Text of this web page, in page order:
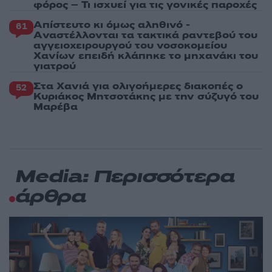
φόρος – Τι ισχυεί για τις γονικές παροχές
61 Απίστευτο κι όμως αληθινό -
Aναστέλλονται τα τακτικά ραντεβού του
αγγειοχειρουργού του νοσοκομείου
Χανίων επειδή κλάπηκε το μηχανάκι του
γιατρού
52 Στα Χανιά για ολιγοήμερες διακοπές ο
Κυριάκος Μητσοτάκης με την σύζυγό του
Μαρέβα
Media: Περισσότερα
άρθρα